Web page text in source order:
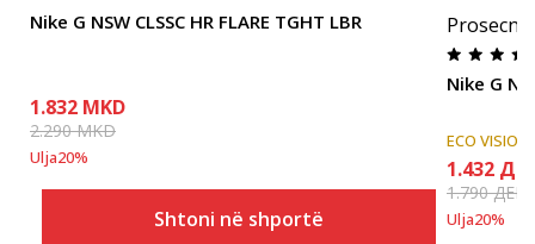
Nike G NSW CLSSC HR FLARE TGHT LBR
1.832 MKD
2.290MKD
Ulja20%
Shtoni në shportë
Nike G
ECO VISION
1.432
1.790ДЕН
Ulja20%